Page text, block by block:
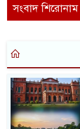
সংবাদ